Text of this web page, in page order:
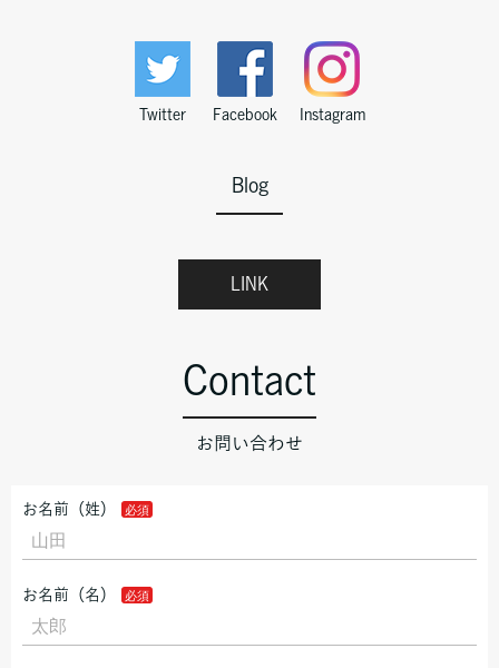
Twitter Facebook Instagram
Blog
LINK
Contact
お問い合わせ
お名前（姓）
お名前（名）